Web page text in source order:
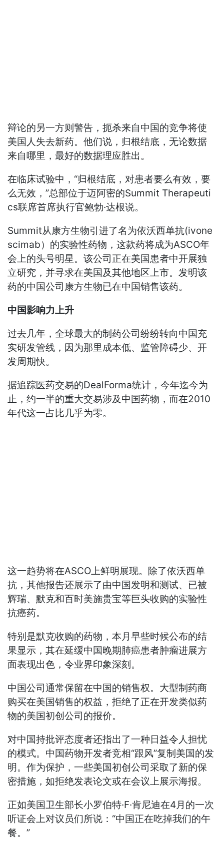
辩论的另一方则警告，扼杀来自中国的竞争将使
美国人失去新药。他们说，归根结底，无论数据
来自哪里，最好的数据理应胜出。
在临床试验中，“归根结底，对患者要么有效，要
么无效，”总部位于迈阿密的Summit Therapeuti
cs联席首席执行官鲍勃·达根说。
Summit从康方生物引进了名为依沃西单抗(ivone
scimab）的实验性药物，这款药将成为ASCO年
会上的头号明星。该公司正在美国患者中开展独
立研究，并寻求在美国及其他地区上市。发明该
药的中国公司康方生物已在中国销售该药。
中国影响力上升
过去几年，全球最大的制药公司纷纷转向中国充
实研发管线，因为那里成本低、监管障碍少、开
发周期快。
据追踪医药交易的DealForma统计，今年迄今为
止，约一半的重大交易涉及中国药物，而在2010
年代这一占比几乎为零。
这一趋势将在ASCO上鲜明展现。除了依沃西单
抗，其他报告还展示了由中国发明和测试、已被
辉瑞、默克和百时美施贵宝等巨头收购的实验性
抗癌药。
特别是默克收购的药物，本月早些时候公布的结
果显示，其在延缓中国晚期肺癌患者肿瘤进展方
面表现出色，令业界印象深刻。
中国公司通常保留在中国的销售权。大型制药商
购买在美国销售的权益，拒绝了正在开发类似药
物的美国初创公司的报价。
对中国持批评态度者还指出了一种日益令人担忧
的模式。中国药物开发者竞相“跟风”复制美国的发
明。作为保护，一些美国初创公司采取了新的保
密措施，如拒绝发表论文或在会议上展示海报。
正如美国卫生部长小罗伯特·F·肯尼迪在4月的一次
听证会上对议员们所说：“中国正在吃掉我们的午
餐。”